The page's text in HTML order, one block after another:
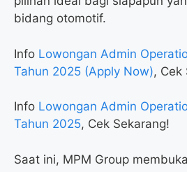
bidang otomotif.
Info Lowongan Admin
Tahun 2025 (Apply Now), Cek
Info Lowongan Admin
Tahun 2025, Cek Sekarang!
Saat ini, MPM Group